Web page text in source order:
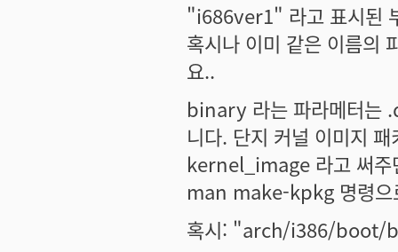
"i686ver1" 라고 표시된
혹시나 이미 같은 이름의
요..
binary 라는 파라메터는
니다. 단지 커널 이미지
kernel_image 라고 써주
man make-kpkg 명령으
혹시: "arch/i386/boot/